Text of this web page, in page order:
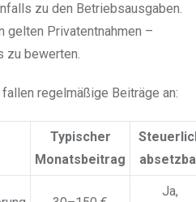
zu den Betriebsausgaben.
gelten Privatentnahmen –
zu bewerten.
regelmäßige Beiträge an:
Typischer
Monatsbeitrag
Ja,